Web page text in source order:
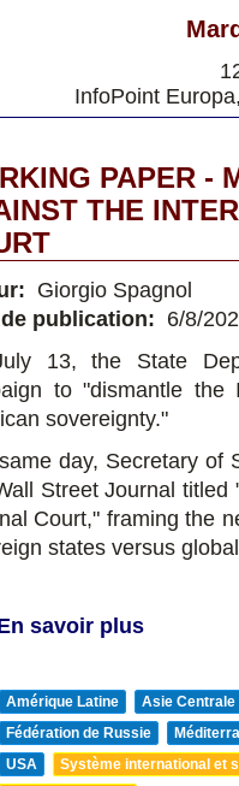
InfoPoint
PAPER -
THE
Giorgio Spagnol
publication: 6/8/
13, the State
to "dismantle the
sovereignty."
day, Secretary of
Street Journal titled
Court," framing the
states versus
savoir plus
Amérique Latine
Asie Centrale
Fédération de Russie
USA
Système international et